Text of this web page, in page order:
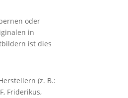
oder
in
ist dies
(z. B.:
Friderikus,